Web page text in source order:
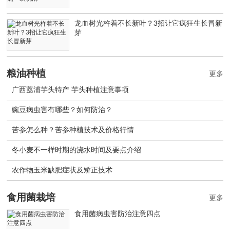
龙血树光杵着不长新叶？3招让它疯狂生长冒新
芽
粮油种植
广西荔浦芋头特产 芋头种植注意事项
豌豆病虫害有哪些？如何防治？
苦参怎么种？苦参种植技术及价格行情
冬小麦不一样时期的浇水时间及要点介绍
农作物玉米缺肥症状及矫正技术
更多
食用菌栽培
食用菌病虫害防治注意四点
更多